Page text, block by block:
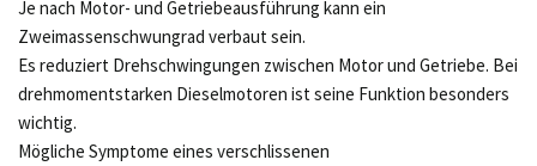
Je nach Motor- und Getriebeausführung kann ein
Zweimassenschwungrad verbaut sein.
Es reduziert Drehschwingungen zwischen Motor und Getriebe. Bei
drehmomentstarken Dieselmotoren ist seine Funktion besonders
wichtig.
Mögliche Symptome eines verschlissenen